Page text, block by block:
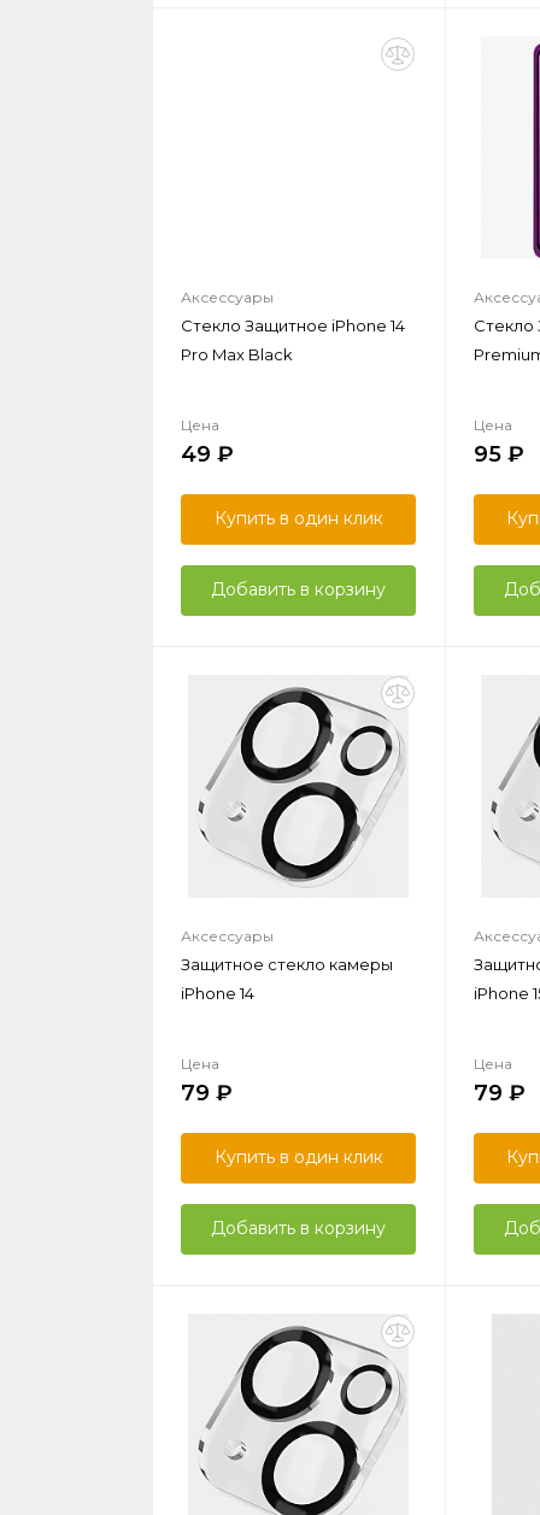
Аксессуары
Стекло Защитное iPhone 14
Pro Max Black
Цена
49
Купить в один клик
Добавить в корзину
Стекло
Цена
95
Аксессуары
Защитное стекло камеры
iPhone 14
Цена
79
Купить в один клик
Добавить в корзину
iPhone
Цена
79